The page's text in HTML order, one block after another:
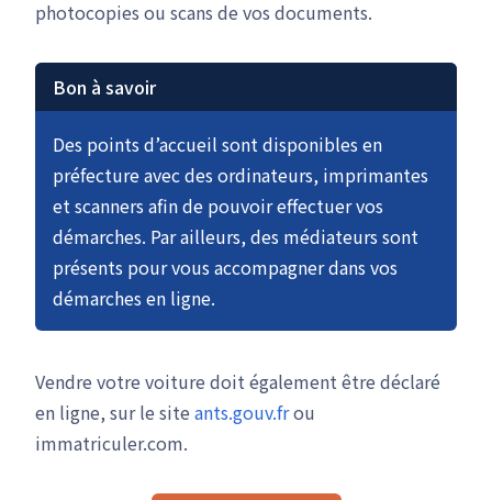
photocopies ou scans de vos documents.
Bon à savoir
Des points d’accueil sont disponibles en
préfecture avec des ordinateurs, imprimantes
et scanners afin de pouvoir effectuer vos
démarches. Par ailleurs, des médiateurs sont
présents pour vous accompagner dans vos
démarches en ligne.
Vendre votre voiture doit également être déclaré
en ligne, sur le site ants.gouv.frou
immatriculer.com.